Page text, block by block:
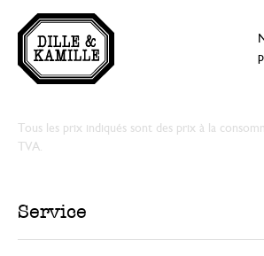
Tous les prix indiqués sont des prix à la
TVA.
Service